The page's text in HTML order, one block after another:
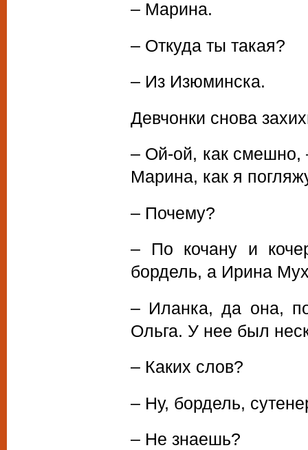
– Марина.
– Откуда ты такая?
– Из Изюминска.
Девчонки снова
– Ой-ой, как смешно,
Марина, как я
– Почему?
– По кочану и
бордель, а Ирина
– Иланка, да она,
Ольга. У нее был
– Каких слов?
– Ну, бордель,
– Не знаешь?